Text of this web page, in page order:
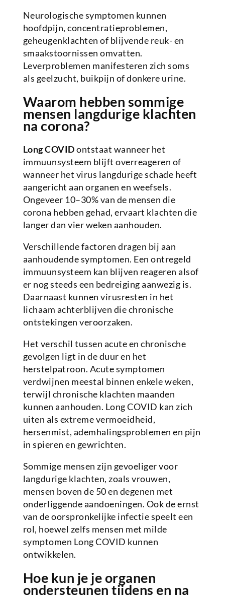
Neurologische symptomen kunnen
hoofdpijn, concentratieproblemen,
geheugenklachten of blijvende reuk- en
smaakstoornissen omvatten.
Leverproblemen manifesteren zich soms
als geelzucht, buikpijn of donkere urine.
Waarom hebben sommige
mensen langdurige klachten
na corona?
Long COVIDontstaat wanneer het
immuunsysteem blijft overreageren of
wanneer het virus langdurige schade heeft
aangericht aan organen en weefsels.
Ongeveer 10–30% van de mensen die
corona hebben gehad, ervaart klachten die
langer dan vier weken aanhouden.
Verschillende factoren dragen bij aan
aanhoudende symptomen. Een ontregeld
immuunsysteem kan blijven reageren alsof
er nog steeds een bedreiging aanwezig is.
Daarnaast kunnen virusresten in het
lichaam achterblijven die chronische
ontstekingen veroorzaken.
Het verschil tussen acute en chronische
gevolgen ligt in de duur en het
herstelpatroon. Acute symptomen
verdwijnen meestal binnen enkele weken,
terwijl chronische klachten maanden
kunnen aanhouden. Long COVID kan zich
uiten als extreme vermoeidheid,
hersenmist, ademhalingsproblemen en pijn
in spieren en gewrichten.
Sommige mensen zijn gevoeliger voor
langdurige klachten, zoals vrouwen,
mensen boven de 50 en degenen met
onderliggende aandoeningen. Ook de ernst
van de oorspronkelijke infectie speelt een
rol, hoewel zelfs mensen met milde
symptomen Long COVID kunnen
ontwikkelen.
Hoe kun je je organen
ondersteunen tijdens en na